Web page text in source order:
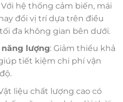
Với hệ thống cảm biến, mái
đổi vị trí dựa trên điều
đa không gian bên dưới.
lượng: Giảm thiểu khả
tiết kiệm chi phí vận
liệu chất lượng cao có